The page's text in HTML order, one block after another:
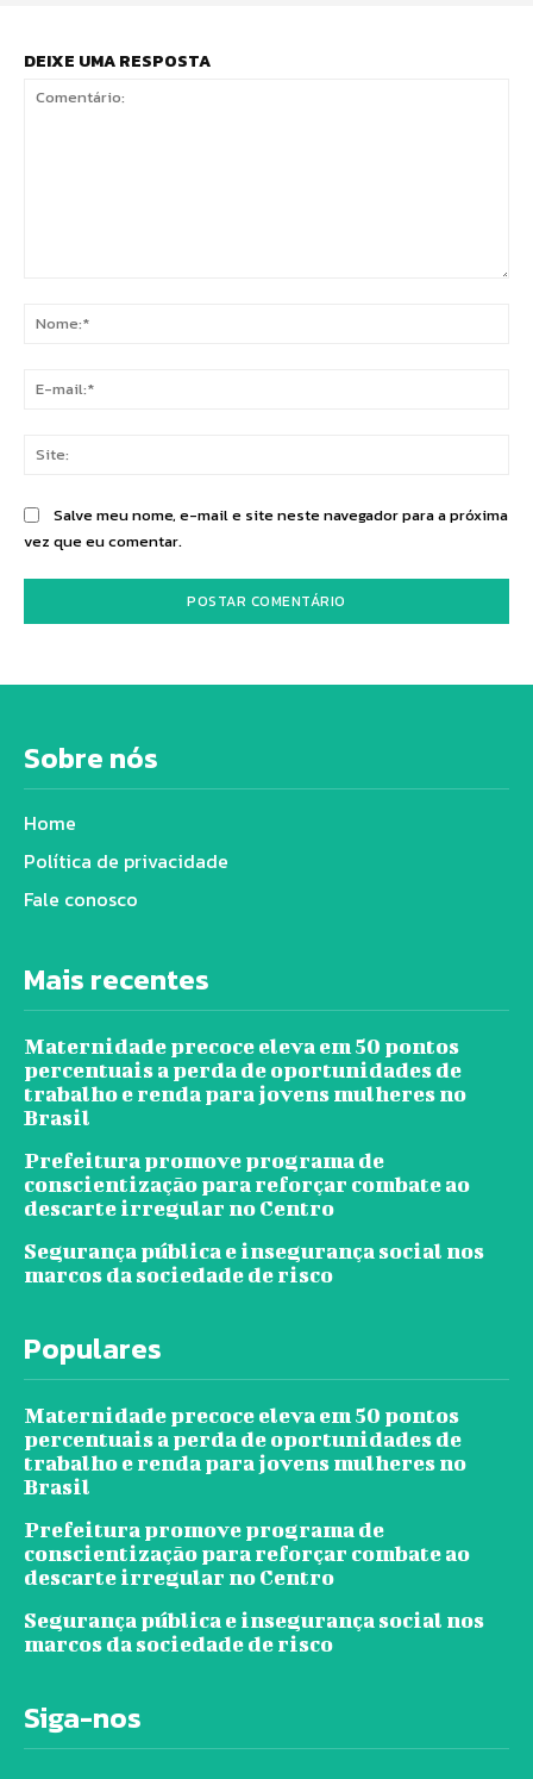
DEIXE UMA RESPOSTA
Salve meu nome, e-mail e site neste navegador para a próxima
vez que eu comentar.
Sobre nós
Home
Política de privacidade
Fale conosco
Mais recentes
Maternidade precoce eleva em 50 pontos
percentuais a perda de oportunidades de
trabalho e renda para jovens mulheres no
Brasil
Prefeitura promove programa de
conscientização para reforçar combate ao
descarte irregular no Centro
Segurança pública e insegurança social nos
marcos da sociedade de risco
Populares
Maternidade precoce eleva em 50 pontos
percentuais a perda de oportunidades de
trabalho e renda para jovens mulheres no
Brasil
Prefeitura promove programa de
conscientização para reforçar combate ao
descarte irregular no Centro
Segurança pública e insegurança social nos
marcos da sociedade de risco
Siga-nos